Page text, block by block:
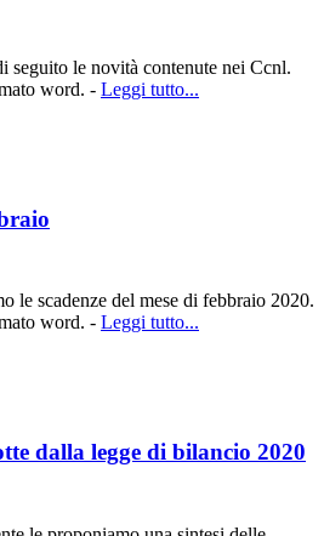
seguito le novità contenute nei Ccnl.
word. - Leggi tutto...
le scadenze del mese di febbraio 2020.
word. - Leggi tutto...
dalla legge di bilancio 2020